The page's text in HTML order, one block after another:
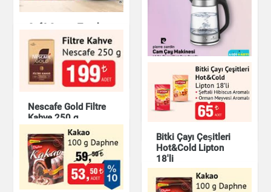
Abdullah Efendi 100
g
Çay & Kahve & Şeker
Café Crown Teneke
Kutu Türk Kahvesi
250 g
Çay & Kahve & Şeker
Pierre Cardin Cam
Çay Makinesi
Nescafe Gold Filtre
Kahve 250 g
Çay & Kahve & Şeker
Bitki Çayı Çeşitleri
Hot&Cold Lipton
18'li
Çay & Kahve & Şeker